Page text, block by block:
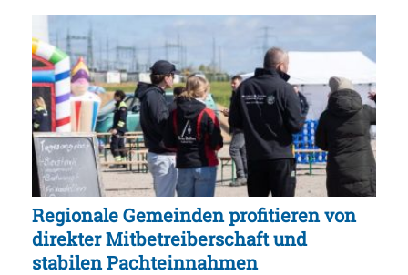
Regionale Gemeinden profitieren von
direkter Mitbetreiberschaft und
stabilen Pachteinnahmen